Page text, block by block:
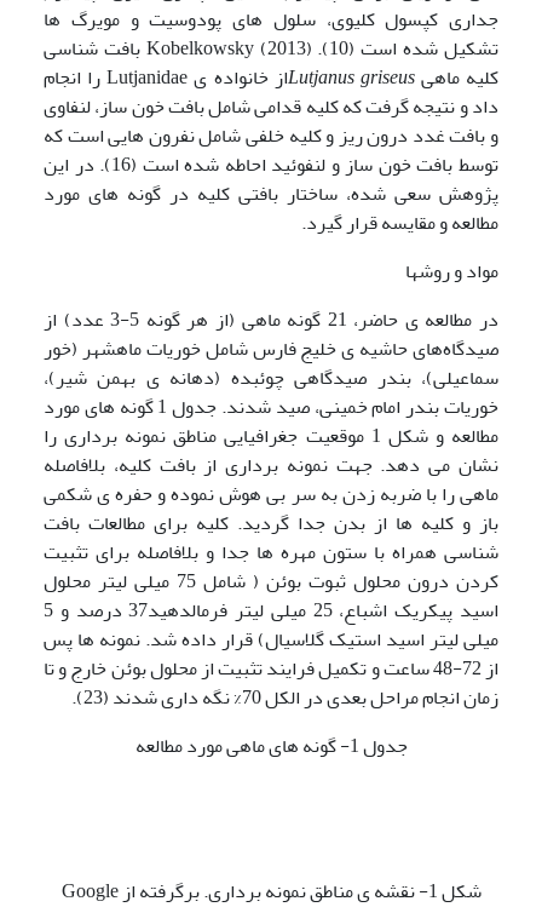
جداری کپسول کلیوی، سلول های پودوسیت و مویرگ ها
تشکیل شده است (10). Kobelkowsky (2013) بافت شناسی
کلیه ماهیLutjanus griseus
از خانواده ی Lutjanidae را انجام
داد و نتیجه گرفت که کلیه قدامی شامل بافت خون ساز، لنفاوی
و بافت غدد درون ریز و کلیه خلفی شامل نفرون هایی است که
توسط بافت خون ساز و لنفوئید احاطه شده است (16). در این
پژوهش سعی شده، ساختار بافتی کلیه در گونه های مورد
مطالعه و مقایسه قرار گیرد.
مواد و روشها
در مطالعه ی حاضر، 21 گونه ماهی (از هر گونه 5-3 عدد) از
صیدگاه‌های حاشیه ی خلیج فارس شامل خوریات ماهشهر (خور
سماعیلی)، بندر صیدگاهی چوئبده (دهانه ی بهمن شیر)،
خوریات بندر امام خمینی، صید شدند. جدول 1 گونه های مورد
مطالعه و شکل 1 موقعیت جغرافیایی مناطق نمونه برداری را
نشان می دهد. جهت نمونه برداری از بافت کلیه، بلافاصله
ماهی را با ضربه زدن به سر بی هوش نموده و حفره ی شکمی
باز و کلیه ها از بدن جدا گردید. کلیه برای مطالعات بافت
شناسی همراه با ستون مهره ها جدا و بلافاصله برای تثبیت
کردن درون محلول ثبوت بوئن ( شامل 75 میلی لیتر محلول
اسید پیکریک اشباع، 25 میلی لیتر فرمالدهید37 درصد و 5
میلی لیتر اسید استیک گلاسیال) قرار داده شد. نمونه ها پس
از 72-48 ساعت و تکمیل فرایند تثبیت از محلول بوئن خارج و تا
زمان انجام مراحل بعدی در الکل 70% نگه داری شدند (23).
جدول 1- گونه های ماهی مورد مطالعه
شکل 1- نقشه ی مناطق نمونه برداری. برگرفته از Google